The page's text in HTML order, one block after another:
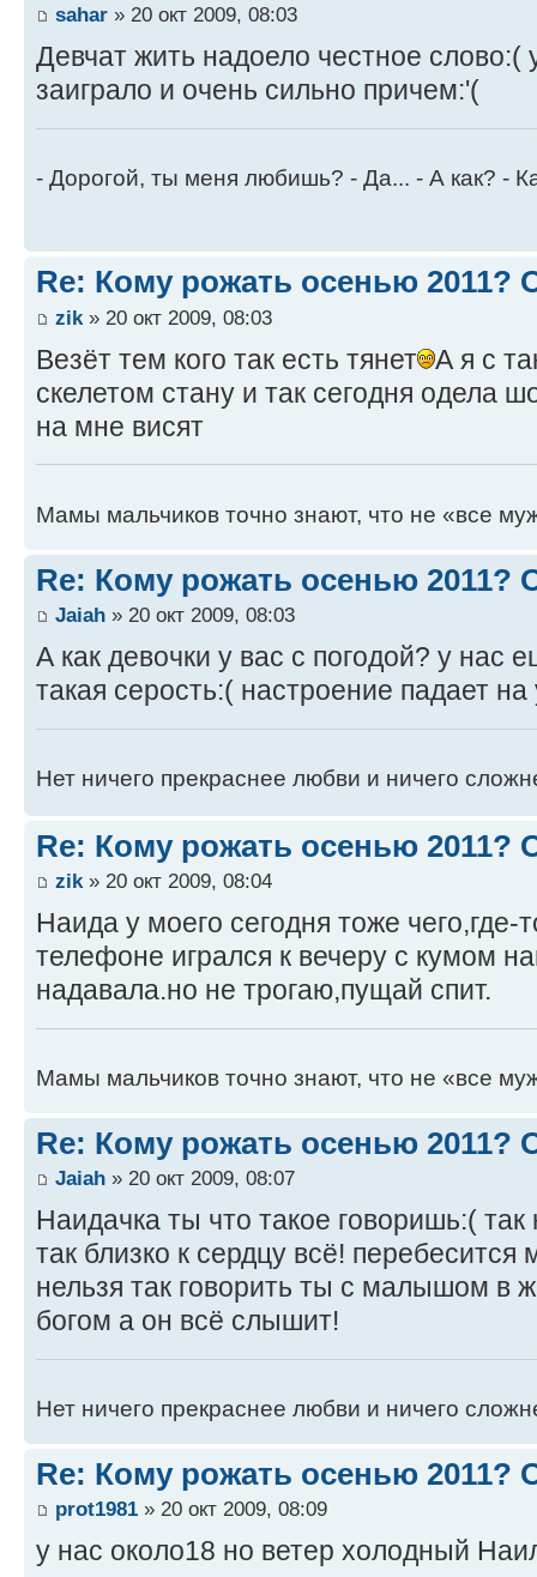
sahar » 20 окт 2009, 08:03
Девчат жить надоело честное слово:(
заиграло и очень сильно причем:'(
- Дорогой, ты меня любишь? - Да... - А как? -
Re: Кому рожать осенью 2011?
zik » 20 окт 2009, 08:03
Везёт тем кого так есть тянет А я с
скелетом стану и так сегодня одела
на мне висят
Мамы мальчиков точно знают, что не «все
Re: Кому рожать осенью 2011?
Jaiah » 20 окт 2009, 08:03
А как девочки у вас с погодой? у нас
такая серость:( настроение падает
Нет ничего прекраснее любви и ничего
Re: Кому рожать осенью 2011?
zik» 20 окт 2009, 08:04
Наида у моего сегодня тоже чего,где-
телефоне игрался к вечеру с кумом
надавала.но не трогаю,пущай спит.
Мамы мальчиков точно знают, что не «все
Re: Кому рожать осенью 2011?
Jaiah » 20 окт 2009, 08:07
Наидачка ты что такое говоришь:(
так близко к сердцу всё! перебесится
нельзя так говорить ты с малышом в
богом а он всё слышит!
Нет ничего прекраснее любви и ничего
Re: Кому рожать осенью 2011?
prot1981 » 20 окт 2009, 08:09
у нас около18 но ветер холодный